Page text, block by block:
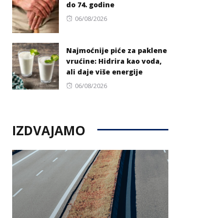
do 74. godine
Posted
06/08/2026
Najmoćnije piće za paklene
vrućine: Hidrira kao voda,
ali daje više energije
Posted
06/08/2026
IZDVAJAMO